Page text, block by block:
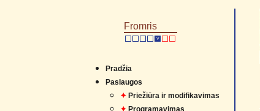
Fromris
V
Pradžia
Paslaugos
✦ Priežiūra ir modifikavimas
✦ Programavimas